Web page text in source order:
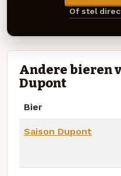
Of stel
Andere bieren
Dupont
Bier
Saison Dupont